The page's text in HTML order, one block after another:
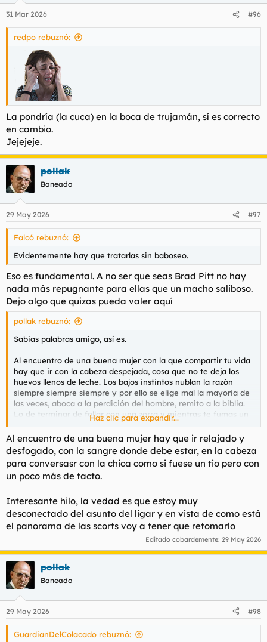
e
s
31 Mar 2026 #96
redpo rebuznó:
La pondría (la cuca) en la boca de trujamán, sí es correcto
en cambio.
Jejejeje.
pollak
Baneado
29 May 2026 #97
Falcó rebuznó:
Evidentemente hay que tratarlas sin baboseo.
Eso es fundamental. A no ser que seas Brad Pitt no hay
nada más repugnante para ellas que un macho saliboso.
Dejo algo que quizas pueda valer aquí
pollak rebuznó:
Sabias palabras amigo, así es.
Al encuentro de una buena mujer con la que compartir tu vida
hay que ir con la cabeza despejada, cosa que no te deja los
huevos llenos de leche. Los bajos instintos nublan la razón
siempre siempre siempre y por ello se elige mal la mayoria de
las veces, aboca a la perdición del hombre, remito a la biblia.
Lo de terminar de follar con una zorra y mientras te fumas un
pitillo mientras piensas "queee bueno, esta es la mujer con la
que quiero compartir el resto de mi vida, Si, es un poco zorra
egoista que te da mala vida ... pero es
llevadero
" mal asunto,
no es ahí cuando hay que pensar, se piensa mal
Por eso hay tanto divorcio hoy en dia joder. Pasan los años,
aparecen los primeros pellejos, se ha follao desde el dia 1 de
finalmente? Eso que no te permitió ver con claridad los huevos
llenos de leche. Finalmente no ha resultado ser tanllevadero
Nuestros antepasado lo tenian claro, ya lo creo. A partir de los
16 años hay que inculcar al zagal el buen hábito de una buena
zorra de pago para desfogarse y tener la cabeza despejada
para todo lo demas, para eligir bien y no lamentarlo el resto de
la vida
Haz clic para expandir...
Al encuentro de una buena mujer hay que ir relajado y
desfogado, con la sangre donde debe estar, en la cabeza
para conversasr con la chica como si fuese un tio pero con
un poco más de tacto.
Interesante hilo, la vedad es que estoy muy
desconectado del asunto del ligar y en vista de como está
el panorama de las scorts voy a tener que retomarlo
Editado cobardemente: 29 May 2026
pollak
Baneado
29 May 2026 #98
GuardianDelColacado rebuznó: